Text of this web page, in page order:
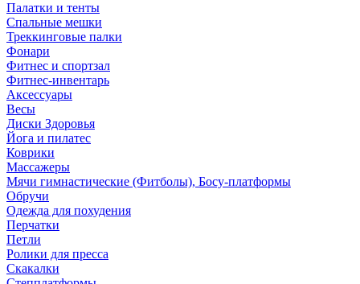
Палатки и тенты
Спальные мешки
Треккинговые палки
Фонари
Фитнес и спортзал
Фитнес-инвентарь
Аксессуары
Весы
Диски Здоровья
Йога и пилатес
Коврики
Массажеры
Мячи гимнастические (Фитболы), Босу-платформы
Обручи
Одежда для похудения
Перчатки
Петли
Ролики для пресса
Скакалки